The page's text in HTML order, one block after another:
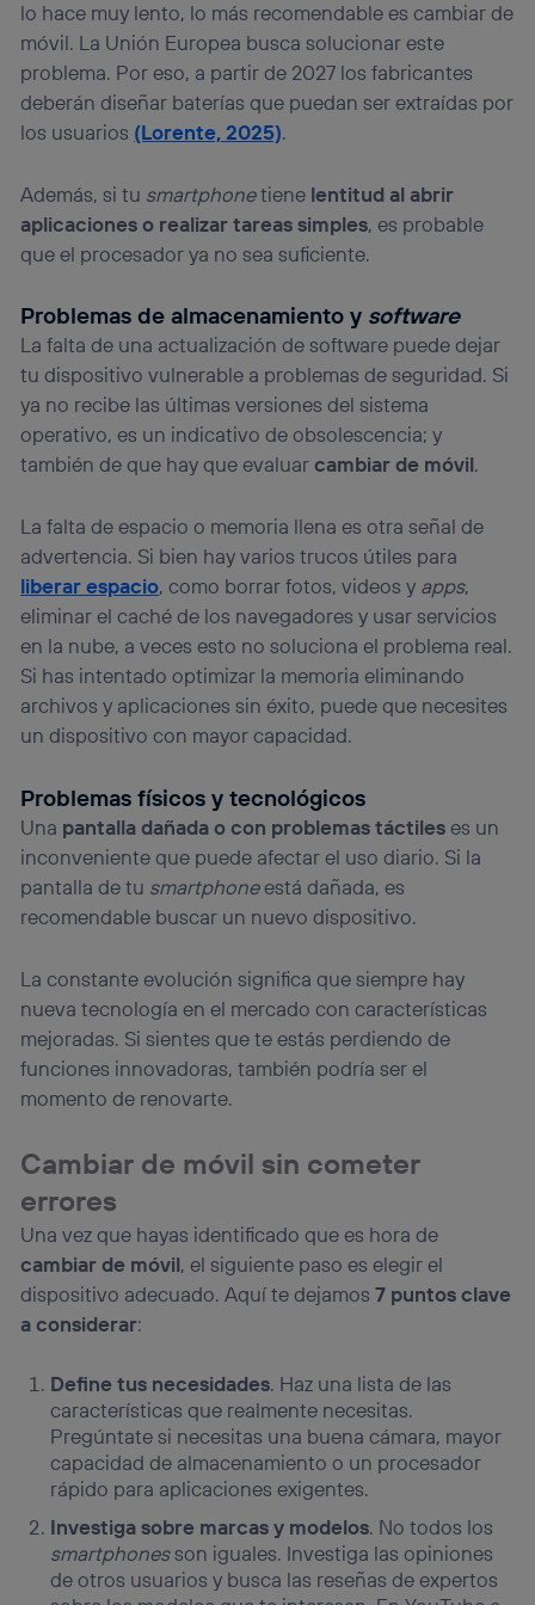
lo hace muy lento, lo más recomendable es cambiar de
móvil. La Unión Europea busca solucionar este
problema. Por eso, a partir de 2027 los fabricantes
deberán diseñar baterías que puedan ser extraídas por
los usuarios (Lorente, 2025).
Además, si tu smartphonetiene lentitud al abrir
aplicaciones o realizar tareas simples, es probable
que el procesador ya no sea suficiente.
Problemas de almacenamiento y software
La falta de una actualización de software puede dejar
tu dispositivo vulnerable a problemas de seguridad. Si
ya no recibe las últimas versiones del sistema
operativo, es un indicativo de obsolescencia; y
también de que hay que evaluarcambiar de móvil.
La falta de espacio o memoria llena es otra señal de
advertencia. Si bien hay varios trucos útiles para
liberar espacio, como borrar fotos, videos y apps,
eliminar el caché de los navegadores y usar servicios
en la nube, a veces esto no soluciona el problema real.
Si has intentado optimizar la memoria eliminando
archivos y aplicaciones sin éxito, puede que necesites
un dispositivo con mayor capacidad.
Problemas físicos y tecnológicos
Una pantalla dañada o con problemas táctileses un
inconveniente que puede afectar el uso diario. Si la
pantalla de tu smartphoneestá dañada, es
recomendable buscar un nuevo dispositivo.
La constante evolución significa que siempre hay
nueva tecnología en el mercado con características
mejoradas. Si sientes que te estás perdiendo de
funciones innovadoras, también podría ser el
momento de renovarte.
Cambiar de móvil sin cometer
errores
Una vez que hayas identificado que es hora de
cambiar de móvil, el siguiente paso es elegir el
dispositivo adecuado. Aquí te dejamos7 puntos clave
a considerar:
Define tus necesidades. Haz una lista de las
características que realmente necesitas.
Pregúntate si necesitas una buena cámara, mayor
capacidad de almacenamiento o un procesador
rápido para aplicaciones exigentes.
Investiga sobre marcas y modelos. No todos los
smartphonesson iguales. Investiga las opiniones
de otros usuarios y busca las reseñas de expertos
Puedes gestionar los consentimientos Utiq seleccionando
“Administrar Utiq” en la parte inferior de esta página web o
portal de privacidad de Utiq
(“consenthub”). Para más información, consulta
la política de privacidad de Utiq.